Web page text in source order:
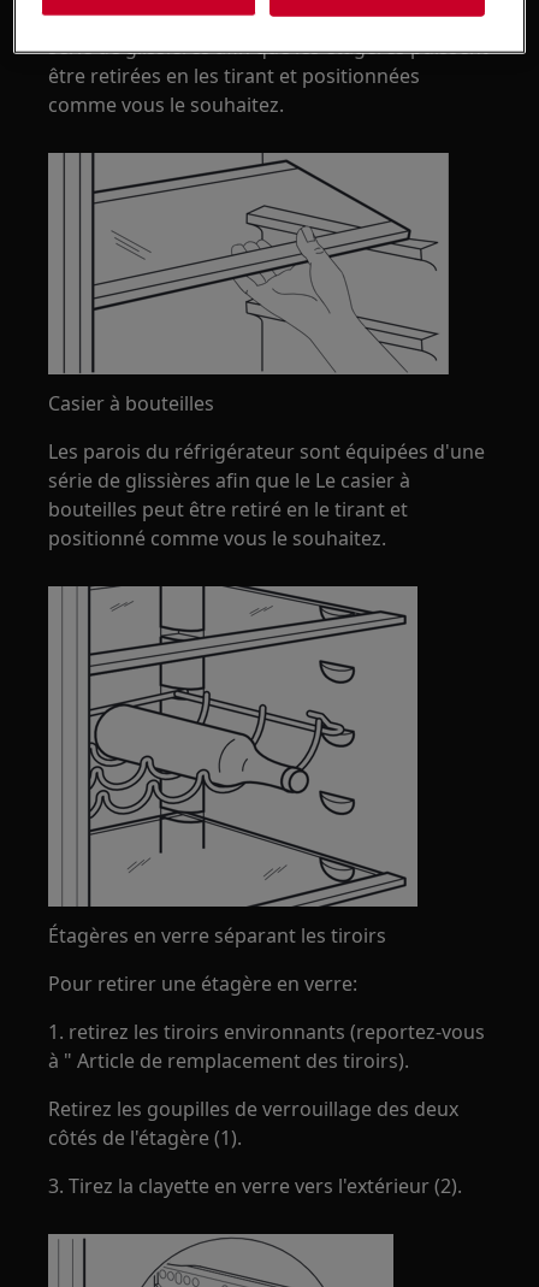
Les parois du réfrigérateur sont équipées d'une
série de glissières afin que les étagères puissent
être retirées en les tirant et positionnées
comme vous le souhaitez.
Casier à bouteilles
Les parois du réfrigérateur sont équipées d'une
série de glissières afin que le Le casier à
bouteilles peut être retiré en le tirant et
positionné comme vous le souhaitez.
Étagères en verre séparant les tiroirs
Pour retirer une étagère en verre:
1. retirez les tiroirs environnants (reportez-vous
à " Article de remplacement des tiroirs).
Retirez les goupilles de verrouillage des deux
côtés de l'étagère (1).
3. Tirez la clayette en verre vers l'extérieur (2).